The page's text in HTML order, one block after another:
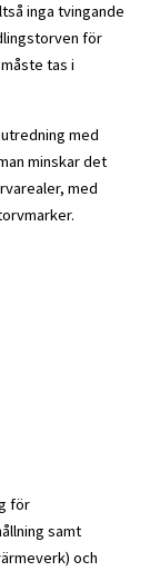
inga tvingande
för
tas i
med
minskar det
med
för
samt
och